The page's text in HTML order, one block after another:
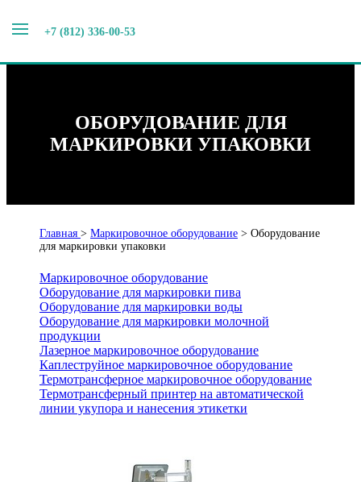
+7 (812) 336-00-53
ОБОРУДОВАНИЕ ДЛЯ
МАРКИРОВКИ УПАКОВКИ
Главная > Маркировочное оборудование > Оборудование
для маркировки упаковки
Маркировочное оборудование
Оборудование для маркировки пива
Оборудование для маркировки воды
Оборудование для маркировки молочной
продукции
Лазерное маркировочное оборудование
Каплеструйное маркировочное оборудование
Термотрансферное маркировочное оборудование
Термотрансферный принтер на автоматической
линии укупора и нанесения этикетки